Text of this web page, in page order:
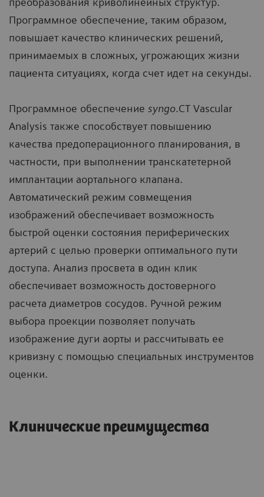
Программное обеспечение, таким образом,
повышает качество клинических решений,
принимаемых в сложных, угрожающих жизни
пациента ситуациях, когда счет идет на секунды.
Программное обеспечение syngo.CT Vascular
Analysis также способствует повышению
качества предоперационного планирования, в
частности, при выполнении транскатетерной
имплантации аортального клапана.
Автоматический режим совмещения
изображений обеспечивает возможность
быстрой оценки состояния периферических
артерий с целью проверки оптимального пути
доступа. Анализ просвета в один клик
обеспечивает возможность достоверного
расчета диаметров сосудов. Ручной режим
выбора проекции позволяет получать
изображение дуги аорты и рассчитывать ее
кривизну с помощью специальных инструментов
оценки.
Клинические преимущества